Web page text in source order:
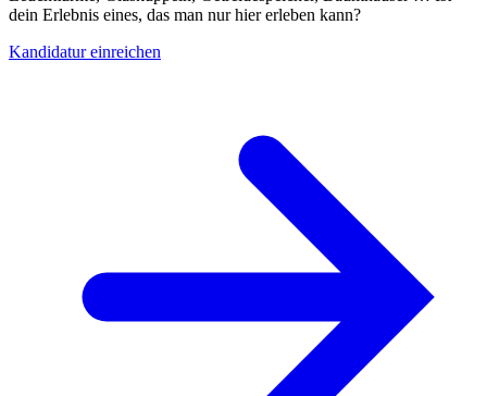
dein Erlebnis eines, das man nur hier erleben kann?
Kandidatur einreichen